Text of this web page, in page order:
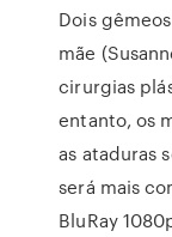
Dois
mãe
cirurgias
entanto, os
as ataduras
será mais
BluRay